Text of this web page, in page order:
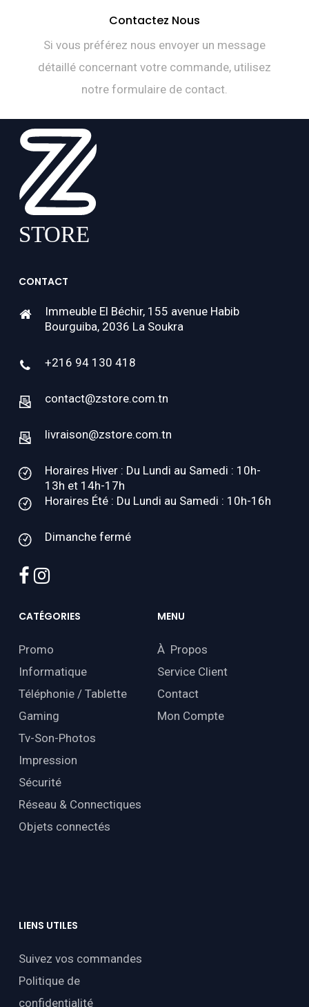
Contactez Nous
Si vous préférez nous envoyer un message
détaillé concernant votre commande, utilisez
notre formulaire de contact.
CONTACT
Immeuble El Béchir, 155 avenue Habib
Bourguiba, 2036 La Soukra
+216 94 130 418
contact@zstore.com.tn
livraison@zstore.com.tn
Horaires Hiver : Du Lundi au Samedi : 10h-
13h et 14h-17h
Horaires Été : Du Lundi au Samedi : 10h-16h
Dimanche fermé
facebook
instagram
CATÉGORIES
Promo
Informatique
Téléphonie / Tablette
Gaming
Tv-Son-Photos
Impression
Sécurité
Réseau & Connectiques
Objets connectés
MENU
À Propos
Service Client
Contact
Mon Compte
LIENS UTILES
Suivez vos commandes
Politique de
confidentialité